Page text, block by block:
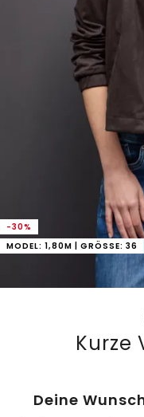
-30%
MODEL: 1,80M | GRÖSSE: 36
Kurze
Deine